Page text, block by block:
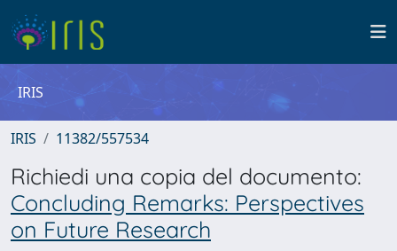
IRIS
IRIS 11382/557534
Richiedi una copia del documento:
Concluding Remarks: Perspectives
on Future Research